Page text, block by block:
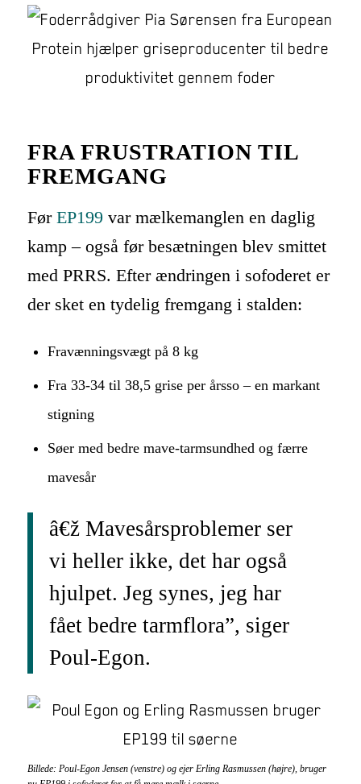
FRA FRUSTRATION TIL
FREMGANG
Før EP199 var mælkemanglen en daglig
kamp – også før besætningen blev smittet
med PRRS. Efter ændringen i sofoderet er
der sket en tydelig fremgang i stalden:
Fravænningsvægt på 8 kg
Fra 33-34 til 38,5 grise per årsso – en markant
stigning
Søer med bedre mave-tarmsundhed og færre
mavesår
â€ž Mavesårsproblemer ser
vi heller ikke, det har også
hjulpet. Jeg synes, jeg har
fået bedre tarmflora”, siger
Poul-Egon.
Billede: Poul-Egon Jensen (venstre) og ejer Erling Rasmussen (højre), bruger